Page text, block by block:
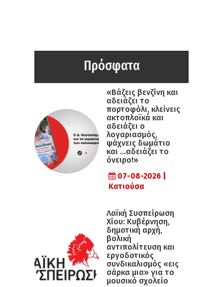
Πρόσφατα
«Βάζεις βενζίνη και
αδειάζει το
πορτοφόλι, κλείνεις
ακτοπλοϊκά και
αδειάζει ο
λογαριασμός,
ψάχνεις δωμάτιο
και …αδειάζει το
όνειρο!»
07-08-2026 |
Κατιούσα
Λαϊκή Συσπείρωση
Χίου: Κυβέρνηση,
δημοτική αρχή,
βολική
αντιπολίτευση και
εργοδοτικός
συνδικαλισμός «εις
σάρκα μια» για το
μουσικό σχολείο